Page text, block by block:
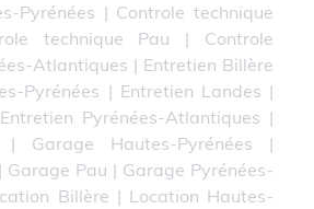
Pyrénées | Controle technique
technique Pau | Controle
Atlantiques | Entretien Billère
Pyrénées | Entretien Landes |
Entretien Pyrénées-Atlantiques |
| Garage Hautes-Pyrénées |
| Garage Pau | Garage Pyrénées-
Billère | Location Hautes-